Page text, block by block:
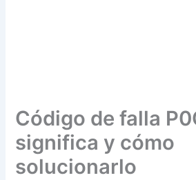
Código de falla
significa y cómo
solucionarlo